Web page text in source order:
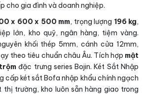
cho gia đình và doanh nghiệp.
x 600 x 500 mm, trọng lượng 196 kg,
lớn, kho quỹ, ngân hàng, tiệm vàng.
khối thép 5mm, cánh cửa 12mm,
theo tiêu chuẩn châu Âu. Tích hợp mật
đặc trưng series Bojin. Két Sắt Nhập
cấp két sắt Bofa nhập khẩu chính ngạch
trường, kho luôn sẵn hàng giao trong